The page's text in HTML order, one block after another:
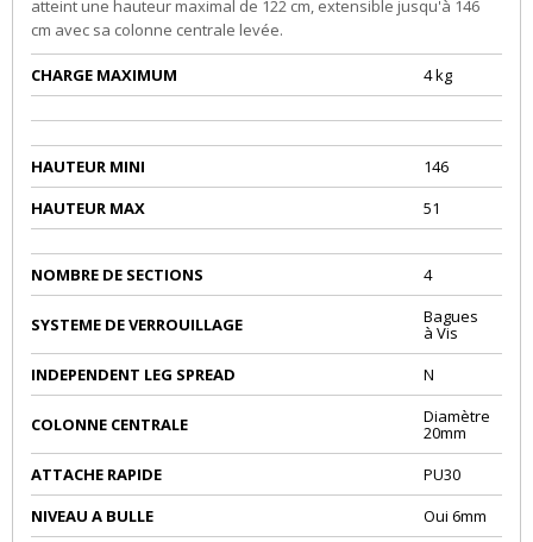
atteint une hauteur maximal de 122 cm, extensible jusqu'à 146
cm avec sa colonne centrale levée.
CHARGE MAXIMUM 4 kg
HAUTEUR MINI
146
HAUTEUR MAX
51
NOMBRE DE SECTIONS 4
SYSTEME DE VERROUILLAGE Bagues
à Vis
INDEPENDENT LEG SPREAD
N
COLONNE CENTRALE Diamètre
20mm
ATTACHE RAPIDE
PU30
NIVEAU A BULLE
Oui 6mm